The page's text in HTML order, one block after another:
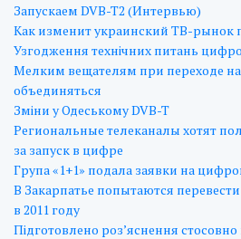
Запускаем DVB-T2 (Интервью)
Как изменит украинский ТВ-рынок
Узгодження технічних питань
Мелким вещателям при переходе
объединяться
Зміни у Одеському DVB-T
Региональные телеканалы хотят
за запуск в цифре
Група «1+1» подала заявки на
В Закарпатье попытаются
в 2011 году
Підготовлено роз’яснення